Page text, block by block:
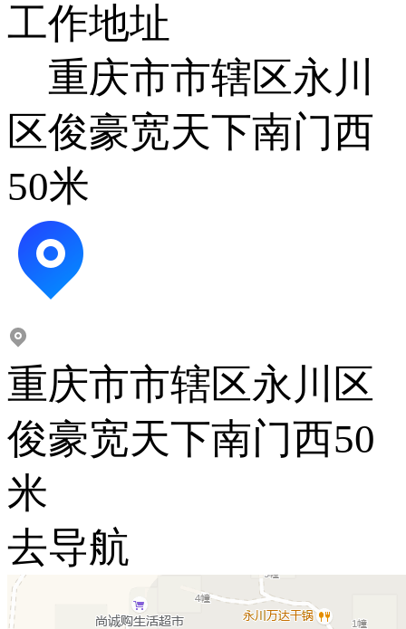
工作地址
重庆市市辖区永川
区俊豪宽天下南门西
50米
重庆市市辖区永川区
俊豪宽天下南门西50
米
去导航